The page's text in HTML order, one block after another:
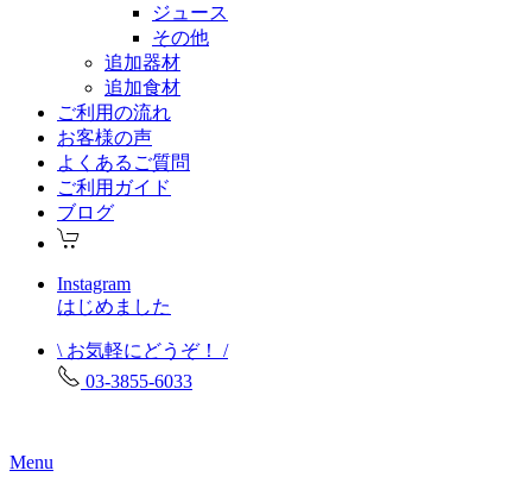
ジュース
その他
追加器材
追加食材
ご利用の流れ
お客様の声
よくあるご質問
ご利用ガイド
ブログ
Instagram
はじめました
\ お気軽にどうぞ！ /
03-3855-6033
Menu